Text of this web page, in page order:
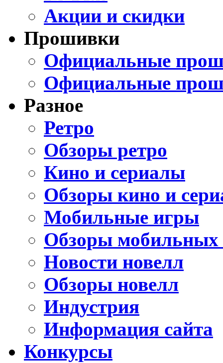
Акции и скидки
Прошивки
Официальные
Официальные
Разное
Ретро
Обзоры ретро
Кино и сериалы
Обзоры кино и
Мобильные игры
Обзоры мобильных
Новости новелл
Обзоры новелл
Индустрия
Информация сайта
Конкурсы